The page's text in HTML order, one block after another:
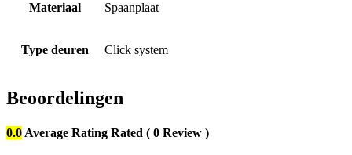
Materiaal Spaanplaat
Type deuren Click system
Beoordelingen
0.0 Average Rating Rated ( 0 Review )